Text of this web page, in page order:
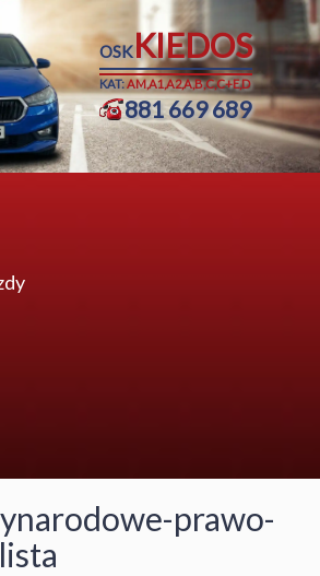
OSKKIEDOS
KAT:AM,A1,A2,A,B,C,C+E,D
881 669 689
prawo-